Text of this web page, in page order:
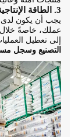
3. الطاقة الإنتاجية وموثوقية التوريد
يجب أن يكون لدى
عملك، خاصةً خلال
إلى تعطيل
التصنيع وسجل